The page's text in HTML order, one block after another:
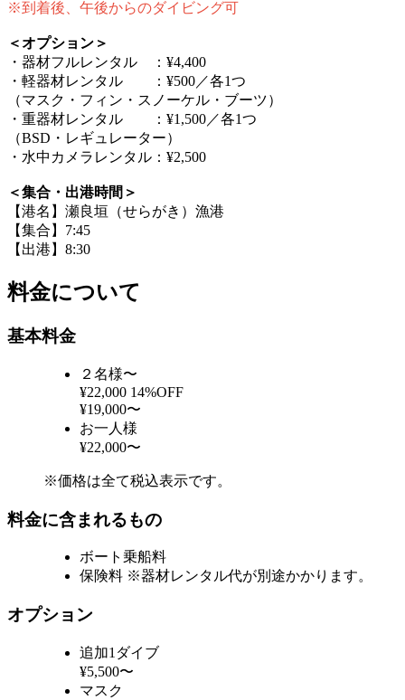
※到着後、午後からのダイビング可
＜オプション＞
・器材フルレンタル ：¥4,400
・軽器材レンタル ：¥500／各1つ
（マスク・フィン・スノーケル・ブーツ）
・重器材レンタル ：¥1,500／各1つ
（BSD・レギュレーター）
・水中カメラレンタル：¥2,500
＜集合・出港時間＞
【港名】瀬良垣（せらがき）漁港
【集合】7:45
【出港】8:30
料金について
基本料金
２名様〜
¥22,000 14%OFF
¥19,000〜
お一人様
¥22,000〜
※価格は全て税込表示です。
料金に含まれるもの
ボート乗船料
保険料 ※器材レンタル代が別途かかります。
オプション
追加1ダイブ
¥5,500〜
マスク